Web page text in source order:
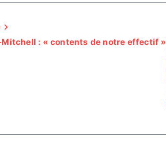
Mitchell : « contents de notre effectif »